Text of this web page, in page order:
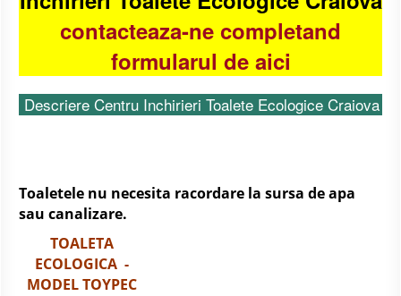
contacteaza-ne completand
formularul de aici
Descriere Centru Inchirieri Toalete Ecologice Craiova
Toaletele nu necesita racordare la sursa de apa
sau canalizare.
TOALETA
ECOLOGICA -
MODEL TOYPEC